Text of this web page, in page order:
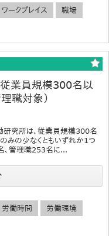
ワークプレイス 職場
従業員規模300名以
職対象）
研究所は、従業員規模300名
みの少なくともいずれか1つ
、管理職253名に...
労働時間 労働環境